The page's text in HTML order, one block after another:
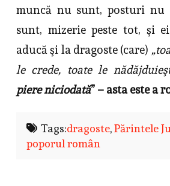
muncă nu sunt, posturi nu
sunt, mizerie peste tot, şi
aducă şi la dragoste (care)
le crede, toate le
piere niciodată” – asta este a
Tags:dragoste,Părintele
poporul român